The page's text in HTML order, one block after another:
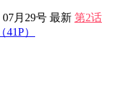
月29号 最新 第2话
（41P）